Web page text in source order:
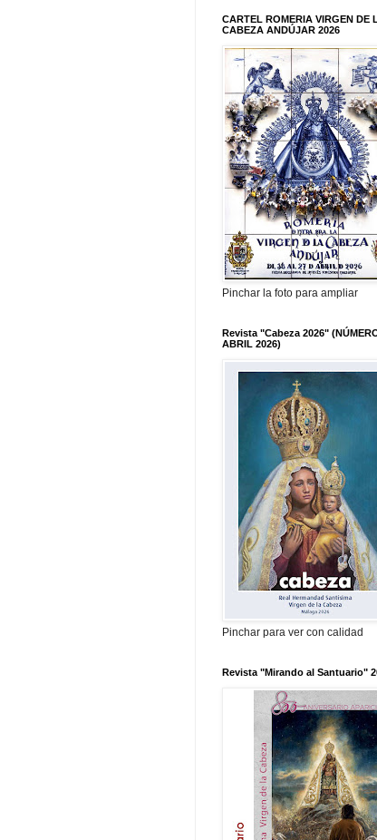
CARTEL ROMERIA VIRGEN DE
CABEZA ANDÚJAR 2026
Pinchar la foto para ampliar
Revista "Cabeza 2026"
ABRIL 2026)
Pinchar para ver con calidad
Revista "Mirando al Santuario"